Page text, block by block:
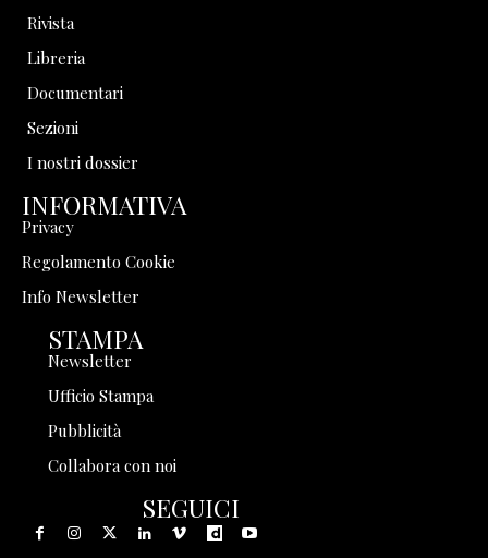
Rivista
Libreria
Documentari
Sezioni
I nostri dossier
INFORMATIVA
Privacy
Regolamento Cookie
Info Newsletter
STAMPA
Newsletter
Ufficio Stampa
Pubblicità
Collabora con noi
SEGUICI